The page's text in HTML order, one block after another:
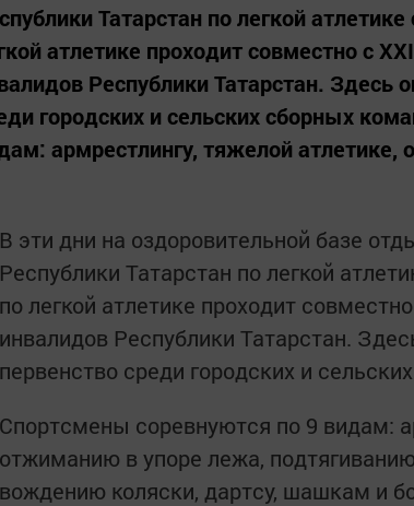
Татарстан по легкой
атлетике проходит совместно с
Республики Татарстан. Здесь
городских и сельских сборных
армрестлингу, тяжелой
В эти дни на оздоровительной базе
Республики Татарстан по легкой
по легкой атлетике проходит
инвалидов Республики Татарстан.
первенство среди городских и
Спортсмены соревнуются по 9 видам:
отжиманию в упоре лежа,
вождению коляски, дартсу, шашкам и